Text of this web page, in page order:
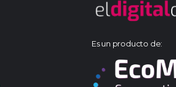
Es un producto de: